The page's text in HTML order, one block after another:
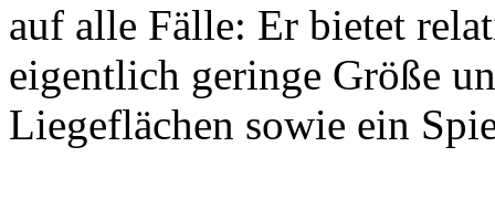
auf alle Fälle: Er bietet
eigentlich geringe Größe
Liegeflächen sowie ein